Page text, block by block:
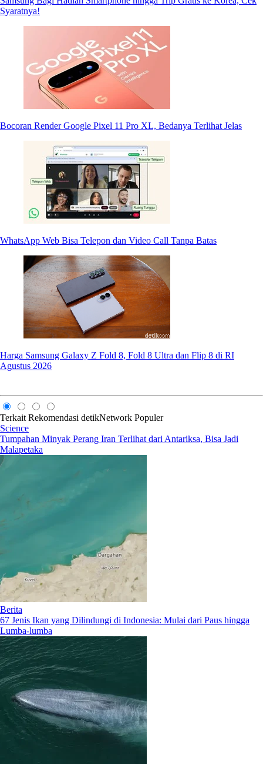
Syaratnya!
Bocoran Render Google Pixel 11 Pro XL, Bedanya Terlihat Jelas
WhatsApp Web Bisa Telepon dan Video Call Tanpa Batas
Harga Samsung Galaxy Z Fold 8, Fold 8 Ultra dan Flip 8 di RI
Agustus 2026
Terkait Rekomendasi detikNetwork Populer
Science
Tumpahan Minyak Perang Iran Terlihat dari Antariksa, Bisa Jadi
Malapetaka
Berita
67 Jenis Ikan yang Dilindungi di Indonesia: Mulai dari Paus hingga
Lumba-lumba